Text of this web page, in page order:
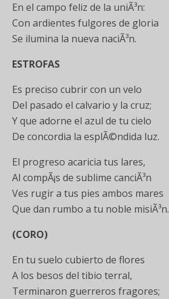
En el campo feliz de la uniÃ³n:
Con ardientes fulgores de gloria
Se ilumina la nueva naciÃ³n.
ESTROFAS
Es preciso cubrir con un velo
Del pasado el calvario y la cruz;
Y que adorne el azul de tu cielo
De concordia la esplÃ©ndida luz.
El progreso acaricia tus lares,
Al compÃ¡s de sublime canciÃ³n
Ves rugir a tus pies ambos mares
Que dan rumbo a tu noble misiÃ³n.
(CORO)
En tu suelo cubierto de flores
A los besos del tibio terral,
Terminaron guerreros fragores;